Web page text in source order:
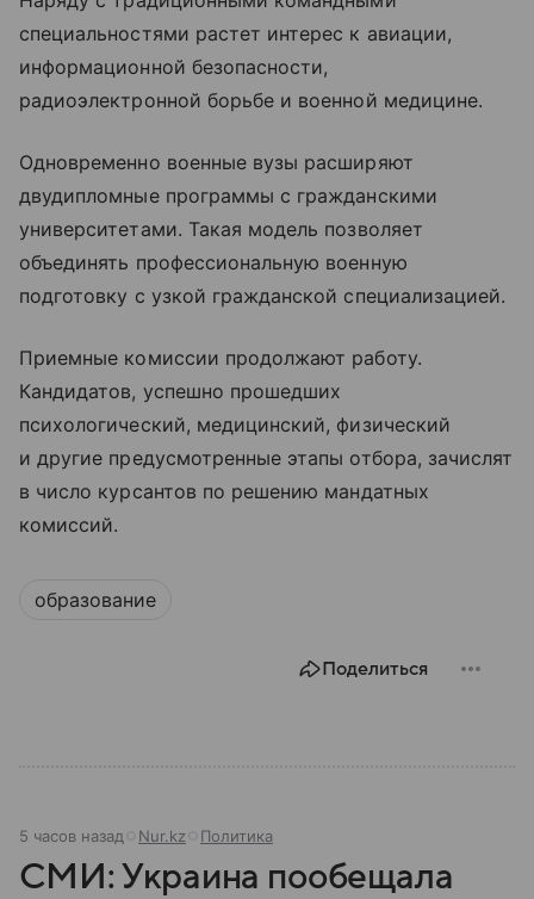
специальностями растет интерес к авиации,
информационной безопасности,
радиоэлектронной борьбе и военной медицине.
Одновременно военные вузы расширяют
двудипломные программы с гражданскими
университетами. Такая модель позволяет
объединять профессиональную военную
подготовку с узкой гражданской специализацией.
Приемные комиссии продолжают работу.
Кандидатов, успешно прошедших
психологический, медицинский, физический
и другие предусмотренные этапы отбора, зачислят
в число курсантов по решению мандатных
комиссий.
образование
Поделиться
5 часов назад Nur.kz Политика
СМИ: Украина пообещала